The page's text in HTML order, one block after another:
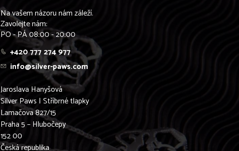
Na vašem názoru nám záleží.
Zavolejte nám:
PO - PÁ 08:00 - 20:00
+420 777 274 977
info@silver-paws.com
Jaroslava Hanyšová
Silver Paws | Stříbrné tlapky
Lamačova 827/15
Praha 5 – Hlubočepy
152 00
Česká republika